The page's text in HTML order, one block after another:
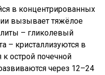
в концентрированных
вызывает тяжёлое
– гликолевый
– кристаллизуются в
острой почечной
через 12–24